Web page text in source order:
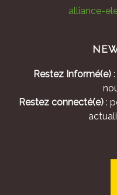
alliance-
Restez Informé(e):
Restez connecté(e):